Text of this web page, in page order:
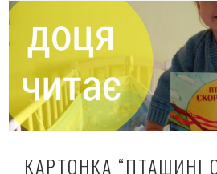
КАРТОНКА “ПТАШИНІ